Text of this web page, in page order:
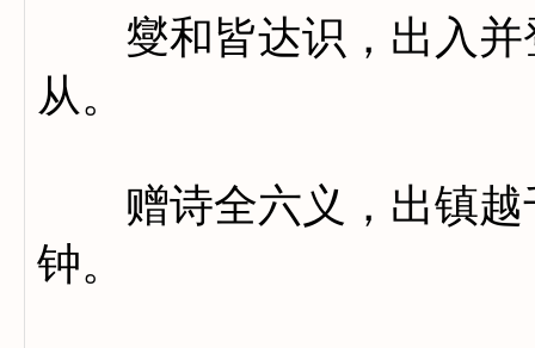
燮和皆达识，出入并
从。
赠诗全六义，出镇越
钟。